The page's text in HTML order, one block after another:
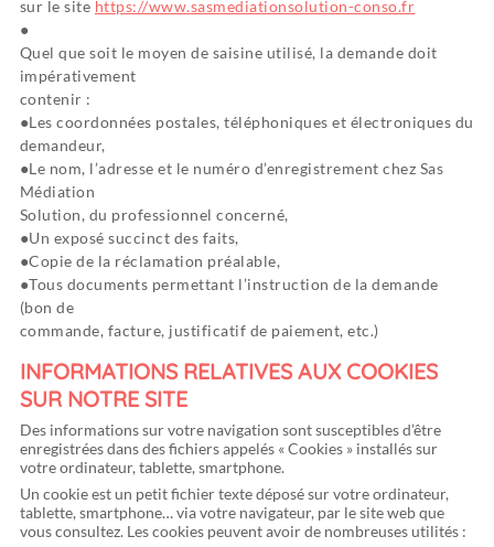
sur le site https://www.sasmediationsolution-conso.fr
Quel que soit le moyen de saisine utilisé, la demande doit
impérativement
contenir :
Les coordonnées postales, téléphoniques et électroniques du
demandeur,
Le nom, l’adresse et le numéro d’enregistrement chez Sas
Médiation
Solution, du professionnel concerné,
Un exposé succinct des faits,
Copie de la réclamation préalable,
Tous documents permettant l’instruction de la demande
(bon de
commande, facture, justificatif de paiement, etc.)
INFORMATIONS RELATIVES AUX COOKIES
SUR NOTRE SITE
Des informations sur votre navigation sont susceptibles d’être
enregistrées dans des fichiers appelés « Cookies » installés sur
votre ordinateur, tablette, smartphone.
Un cookie est un petit fichier texte déposé sur votre ordinateur,
tablette, smartphone… via votre navigateur, par le site web que
vous consultez. Les cookies peuvent avoir de nombreuses utilités :